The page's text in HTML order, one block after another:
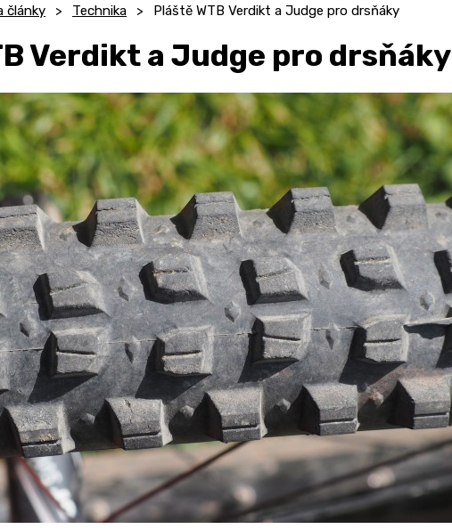
články Technika Pláště WTB Verdikt a Judge pro drsňáky
Verdikt a Judge pro drsňáky